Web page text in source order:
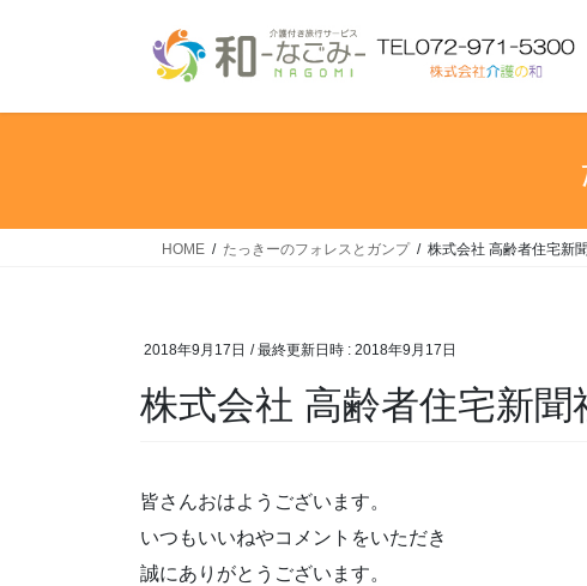
HOME たっきーのフォレスとガンプ 株式会社 高齢者住宅新
2018年9月17日 / 最終更新日時 : 2018年9月17日
株式会社 高齢者住宅新聞
皆さんおはようございます。
いつもいいねやコメントをいただき
誠にありがとうございます。